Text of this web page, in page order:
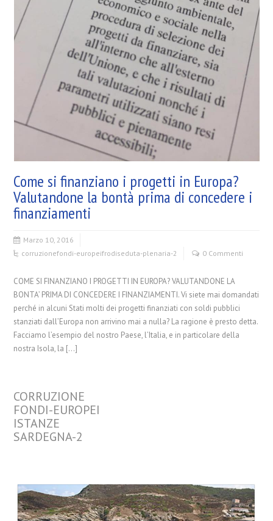
Come si finanziano i progetti in Europa?
Valutandone la bontà prima di concedere i
finanziamenti
Marzo 10, 2016
corruzionefondi-europeifrodiseduta-plenaria-2 0 Commenti
COME SI FINANZIANO I PROGETTI IN EUROPA? VALUTANDONE LA
BONTA’ PRIMA DI CONCEDERE I FINANZIAMENTI. Vi siete mai domandati
perché in alcuni Stati molti dei progetti finanziati con soldi pubblici
stanziati dall’Europa non arrivino mai a nulla? La ragione è presto detta.
Facciamo l’esempio del nostro Paese, l’Italia, e in particolare della
nostra Isola, la […]
CORRUZIONE
FONDI-EUROPEI
ISTANZE
SARDEGNA-2